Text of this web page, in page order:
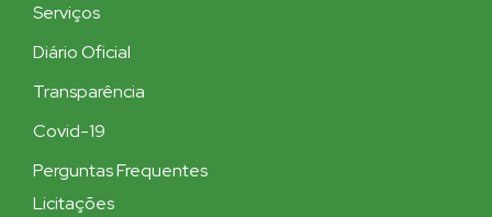
Serviços
Diário Oficial
Transparência
Covid-19
Perguntas Frequentes
Licitações